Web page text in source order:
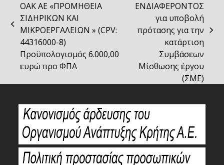
previous
post:
ΟΑΚ ΑΕ «ΠΡΟΜΗΘΕΙΑ
ΣΙΔΗΡΙΚΩΝ ΚΑΙ
ΜΙΚΡΟΕΡΓΑΛΕΙΩΝ » (CPV:
44316000-8)
Προϋπολογισμός 6.000,00
ευρώ προ ΦΠΑ
next
ΕΝΔΙΑΦΕΡΟΝΤΟΣ
για υποβολή
πρότασης για την
κατάρτιση
Συμβάσεων
Μίσθωσης έργου
(ΣΜΕ)